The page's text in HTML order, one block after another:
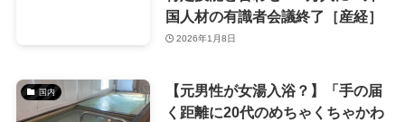
国人材の有識者会議終了［産経］
2026年1月8日
国内
【元男性が女湯入浴？】「手の届
く距離に20代のめちゃくちゃかわ